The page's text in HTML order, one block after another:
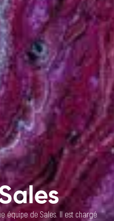
équipe de Sales. Il est chargé